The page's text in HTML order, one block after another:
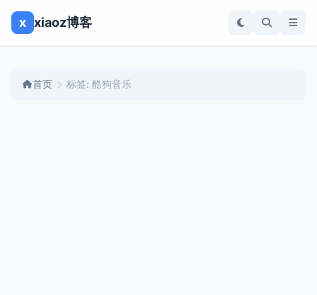
x xiaoz博客
首页 标签: 酷狗音乐